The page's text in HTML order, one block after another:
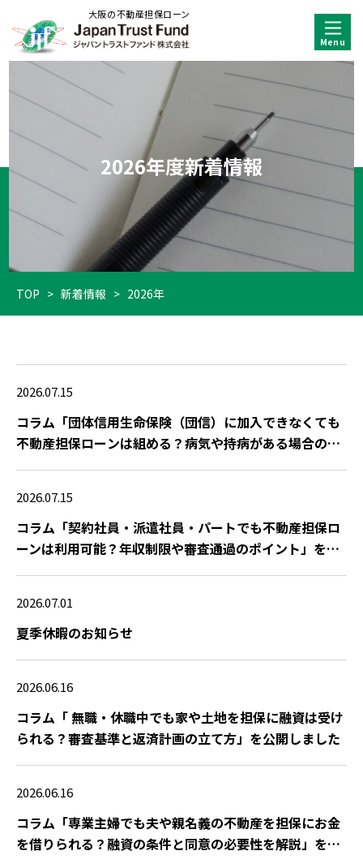
大阪の不動産担保ローン
2026年度新着情報
TOP > 新着情報 > 2026年
2026.07.15
コラム「団体信用生命保険（団信）に加入できなくても
不動産担保ローンは組める？病気や持病がある場合の対
2026.07.15
コラム「契約社員・派遣社員・パートでも不動産担保ロ
ーンは利用可能？年収制限や審査通過のポイント」を公
2026.07.01
夏季休暇のお知らせ
2026.06.16
コラム「 無職・休職中でも家や土地を担保に融資は受け
られる？審査基準と返済計画の立て方」を公開しました
2026.06.16
コラム「専業主婦でも夫や親名義の不動産を担保にお金
を借りられる？融資の条件と同意の必要性を解説」を公